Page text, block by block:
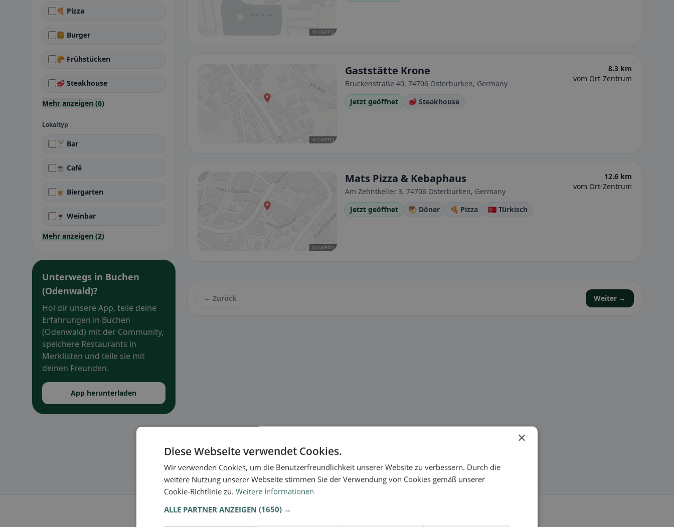
🍕 Pizza
🍔 Burger
🥐 Frühstücken
🥩 Steakhouse
Mehr anzeigen (6)
Lokaltyp
🍸 Bar
☕ Café
🍺 Biergarten
🍷 Weinbar
Mehr anzeigen (2)
Unterwegs in Buchen
(Odenwald)?
Hol dir unsere App, teile deine
Erfahrungen in Buchen
(Odenwald) mit der Community,
speichere Restaurants in
Merklisten und teile sie mit
deinen Freunden.
App herunterladen
Gaststätte Krone
Brückenstraße 40, 74706 Osterburken, Germany
8.3 km
vom Ort-Zentrum
Jetzt geöffnet 🥩 Steakhouse
Mats Pizza & Kebaphaus
Am Zehntkeller 3, 74706 Osterburken, Germany
12.6 km
vom Ort-Zentrum
Jetzt geöffnet 🥙 Döner 🍕 Pizza 🇹🇷 Türkisch
← Zurück Weiter →
×
Diese Webseite verwendet Cookies.
Wir verwenden Cookies, um die Benutzerfreundlichkeit unserer Website zu verbessern. Durch die
weitere Nutzung unserer Webseite stimmen Sie der Verwendung von Cookies gemäß unserer
Cookie-Richtlinie zu. Weitere Informationen
ALLE PARTNER ANZEIGEN (1650) →